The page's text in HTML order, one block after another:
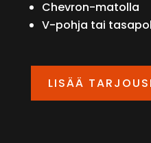
Chevron-matolla
V-pohja tai
LISÄÄ